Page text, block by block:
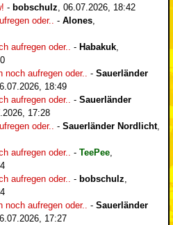
- bobschulz 06.07.2026, 18:42
oder..
- Alones
aufregen oder..
- Habakuk
aufregen oder..
- Sauerländer
18:49
aufregen oder..
- Sauerländer
17:28
oder..
- Sauerländer Nordlicht,
aufregen oder..
- TeePee
aufregen oder..
- bobschulz
aufregen oder..
- Sauerländer
17:27